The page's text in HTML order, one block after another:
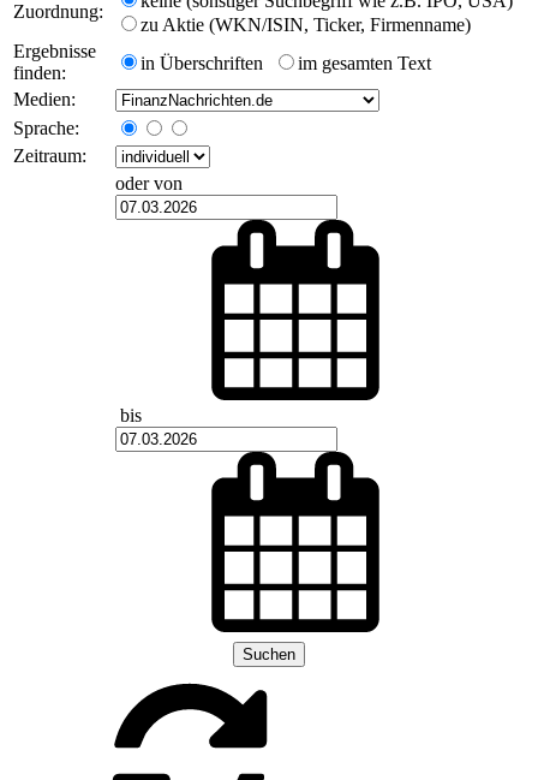
Zuordnung:
zu Aktie (WKN/ISIN, Ticker, Firmenname)
Ergebnisse
finden:
in Überschriften
im gesamten Text
Medien:
Sprache:
Zeitraum:
oder von
bis
Suchen